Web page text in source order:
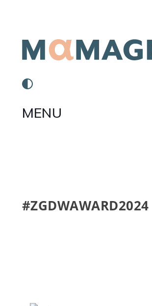
MENU
#ZGDWAWARD2024